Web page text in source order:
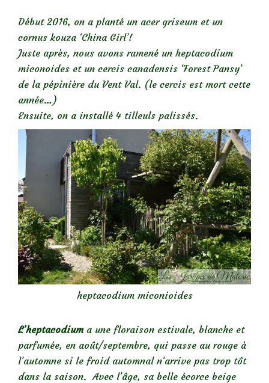
Début 2016, on a planté un acer griseum et un
cornus kouza ‘China Girl’!
Juste après, nous avons ramené un heptacodium
miconoides et un cercis canadensis ‘Forest Pansy’
de la pépinière du Vent Val. (le cercis est mort cette
année…)
Ensuite, on a installé 4 tilleuls palissés.
heptacodium miconioides
L’heptacodiuma une floraison estivale, blanche et
parfumée, en août/septembre, qui passe au rouge à
l’automne si le froid automnal n’arrive pas trop tôt
dans la saison. Avec l’âge, sa belle écorce beige